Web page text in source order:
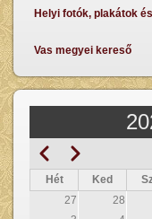
Helyi fotók, plakátok
Vas megyei kereső
Oldalszámozás
Előző Következő
Hét Ked
27
28